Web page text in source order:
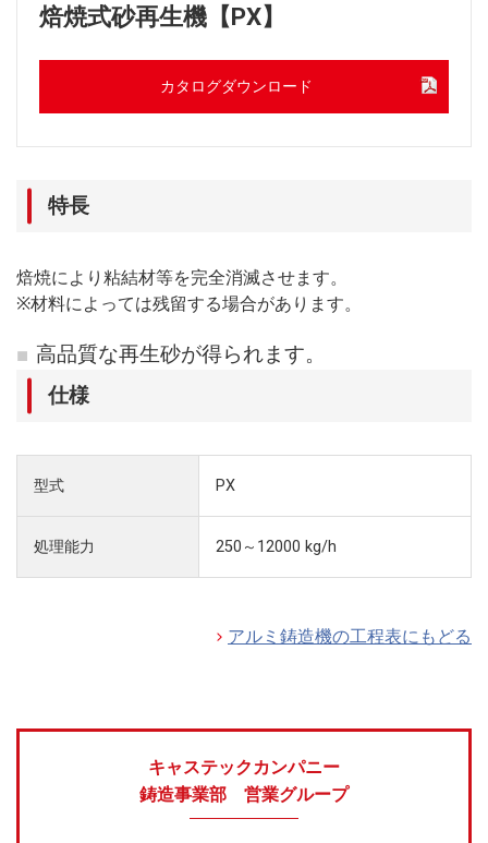
焙焼式砂再生機【PX】
カタログダウンロード
特長
焙焼により粘結材等を完全消滅させます。
※材料によっては残留する場合があります。
高品質な再生砂が得られます。
仕様
型式 PX
処理能力 250～12000 kg/h
アルミ鋳造機の工程表にもどる
キャステックカンパニー
鋳造事業部 営業グループ